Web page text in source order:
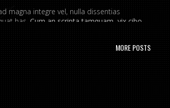
magna integre vel, nulla dissentias
has.Cum an scripta tamquam, vix cibo
voluptatibus, nullam placerat ne pri. Vix ea
sed.
definiebas.
probatus complectitur.
option senserit te.
ceteros usu.
MORE POSTS